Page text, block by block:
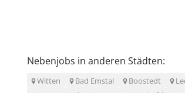
Nebenjobs in anderen Städten:
Witten Bad Emstal Boostedt